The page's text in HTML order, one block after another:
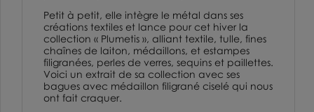
Petit à petit, elle intègre le métal dans ses
créations textiles et lance pour cet hiver la
collection « Plumetis », alliant textile, tulle, fines
chaînes de laiton, médaillons, et estampes
filigranées, perles de verres, sequins et paillettes.
Voici un extrait de sa collection avec ses
bagues avec médaillon filigrané ciselé qui nous
ont fait craquer.